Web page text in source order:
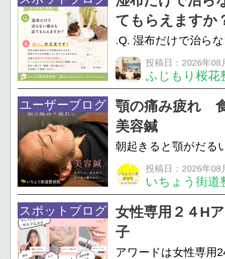
担をかけ、顎関節症
つながることがあり
てもらえますか
.Q. 湿布だけで治ら
らえますか？A. はい
湿布は痛みを和らげ
すが、原因そのもの
いこともあります。
原因を確認し、お一
投稿日：2026年08
ふじもり桜花
ユーザーブログ
顎の痛み疲れ
美容鍼
朝起きると顎がだる
ありませんか？無意
は、顎の痛みや疲れ
フェイスラインの張
のこわばり・頭痛や
ながることがありま
投稿日：2026年08
いちょう街道
スポットブログ
女性専用２４H
子
アワードは女性専用